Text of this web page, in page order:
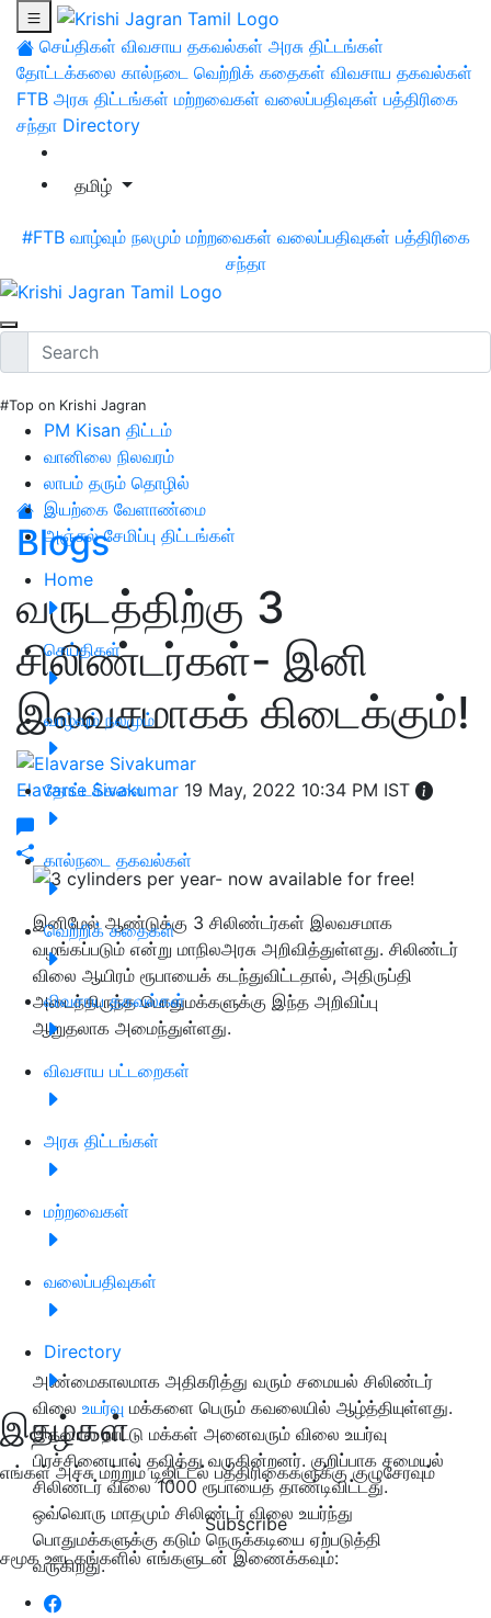
செய்திகள் விவசாய தகவல்கள் அரசு திட்டங்கள்
தோட்டக்கலை கால்நடை வெற்றிக் கதைகள் விவசாய தகவல்கள்
FTB அரசு திட்டங்கள் மற்றவைகள் வலைப்பதிவுகள் பத்திரிகை
சந்தா Directory
தமிழ்
#FTB வாழ்வும் நலமும் மற்றவைகள் வலைப்பதிவுகள் பத்திரிகை
சந்தா
#Top on Krishi Jagran
PM Kisan திட்டம்
வானிலை நிலவரம்
லாபம் தரும் தொழில்
இயற்கை வேளாண்மை
அஞ்சல் சேமிப்பு திட்டங்கள்
Home
செய்திகள்
வாழ்வும் நலமும்
தோட்டக்கலை
கால்நடை தகவல்கள்
வெற்றிக் கதைகள்
விவசாய தகவல்கள்
விவசாய பட்டறைகள்
அரசு திட்டங்கள்
மற்றவைகள்
வலைப்பதிவுகள்
Directory
இதழ்கள்
எங்கள் அச்சு மற்றும் டிஜிட்டல் பத்திரிகைகளுக்கு குழுசேரவும்
Subscribe
சமூக ஊடகங்களில் எங்களுடன் இணைக்கவும்:
Blogs
வருடத்திற்கு 3
சிலிண்டர்கள்- இனி
இலவசமாகக் கிடைக்கும்!
Elavarse Sivakumar 19 May, 2022 10:34 PM IST
இனிமேல் ஆண்டுக்கு 3 சிலிண்டர்கள் இலவசமாக
வழங்கப்படும் என்று மாநிலஅரசு அறிவித்துள்ளது. சிலிண்டர்
விலை ஆயிரம் ரூபாயைக் கடந்துவிட்டதால், அதிருப்தி
அடைந்திருந்த பொதுமக்களுக்கு இந்த அறிவிப்பு
ஆறுதலாக அமைந்துள்ளது.
அண்மைகாலமாக அதிகரித்து வரும் சமையல் சிலிண்டர்
விலை உயர்வு மக்களை பெரும் கவலையில் ஆழ்த்தியுள்ளது.
இதனால் நாட்டு மக்கள் அனைவரும் விலை உயர்வு
பிரச்சினையால் தவித்து வருகின்றனர். குறிப்பாக சமையல்
சிலிண்டர் விலை 1000 ரூபாயைத் தாண்டிவிட்டது.
ஒவ்வொரு மாதமும் சிலிண்டர் விலை உயர்ந்து
பொதுமக்களுக்கு கடும் நெருக்கடியை ஏற்படுத்தி
வருகிறது.